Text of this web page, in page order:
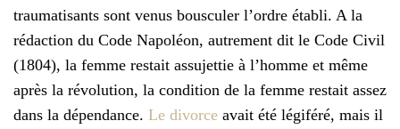
traumatisants sont venus bousculer l’ordre établi. A la
rédaction du Code Napoléon, autrement dit le Code Civil
(1804), la femme restait assujettie à l’homme et même
après la révolution, la condition de la femme restait assez
dans la dépendance. Le divorce avait été légiféré, mais il